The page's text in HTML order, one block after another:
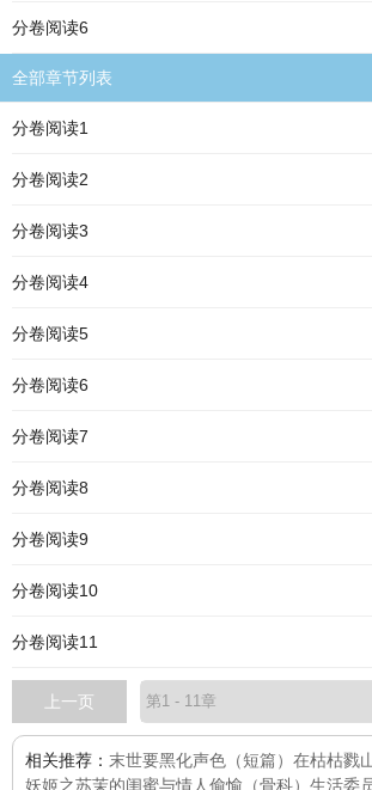
分卷阅读6
全部章节列表
分卷阅读1
分卷阅读2
分卷阅读3
分卷阅读4
分卷阅读5
分卷阅读6
分卷阅读7
分卷阅读8
分卷阅读9
分卷阅读10
分卷阅读11
上一页
相关推荐： 末世要黑化声色（短篇） 在枯枯戮
妖姬之苏茉的闺蜜与情人偷愉（骨科） 生活委